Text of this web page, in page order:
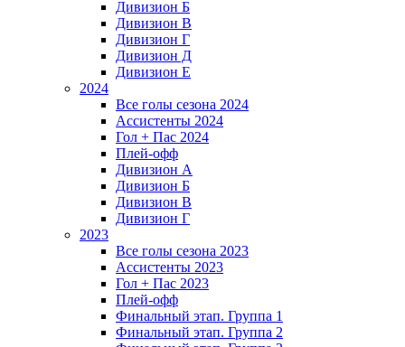
Дивизион Б
Дивизион В
Дивизион Г
Дивизион Д
Дивизион Е
2024
Все голы сезона 2024
Ассистенты 2024
Гол + Пас 2024
Плей-офф
Дивизион A
Дивизион Б
Дивизион В
Дивизион Г
2023
Все голы сезона 2023
Ассистенты 2023
Гол + Пас 2023
Плей-офф
Финальный этап. Группа 1
Финальный этап. Группа 2